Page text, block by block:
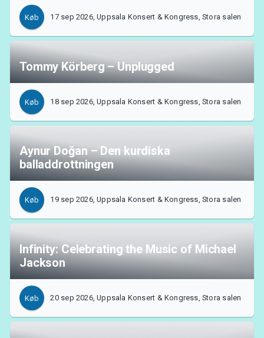
Køb 17 sep 2026, Uppsala Konsert & Kongress, Stora salen
Tommy Körberg – Unplugged
Køb 18 sep 2026, Uppsala Konsert & Kongress, Stora salen
Aynur Doğan – Den kurdiska
balladdrottningen
Køb 19 sep 2026, Uppsala Konsert & Kongress, Stora salen
Infinity: Celebrating the Music of Michael
Jackson
Køb 20 sep 2026, Uppsala Konsert & Kongress, Stora salen